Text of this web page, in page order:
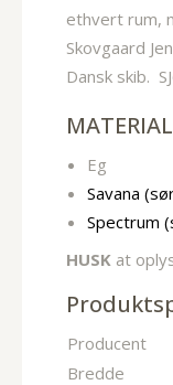
ethvert rum,
Skovgaard
Dansk skib.
Eg
Savana
Spectrum
HUSK at
Producent
Bredde